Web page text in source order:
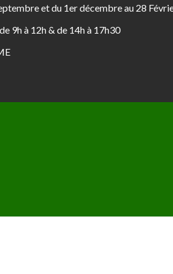
et du 1er décembre au 28
9h à 12h & de 14h à 17h30